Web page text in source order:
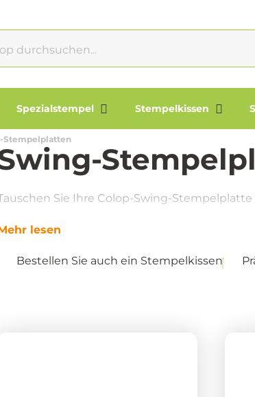
Spezialstempel Stempelkissen
Stempelplatten
Sie Ihre Colop-Swing-
lesen
Bestellen Sie auch ein Stempelkissen